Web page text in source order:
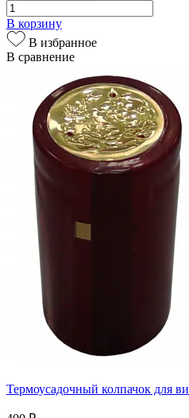
В корзину
В избранное
В сравнение
Термоусадочный колпачок для